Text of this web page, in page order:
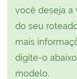
você deseja a
do seu
mais
digite-o
modelo.